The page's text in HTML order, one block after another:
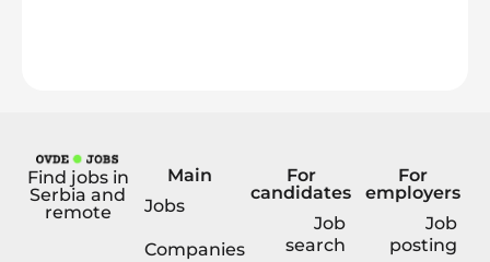
Find jobs in
Serbia and
remote
Main
Jobs
Companies
For
candidates
Job
search
For
employers
Job
posting